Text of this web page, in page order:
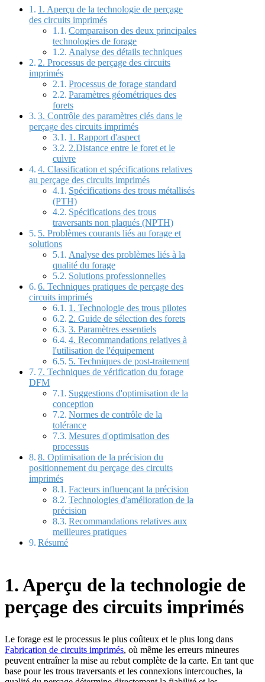
1. Aperçu de la technologie de perçage
des circuits imprimés
Comparaison des deux principales
technologies de forage
Analyse des détails techniques
2. Processus de perçage des circuits
imprimés
Processus de forage standard
Paramètres géométriques des
forets
3. Contrôle des paramètres clés dans le
perçage des circuits imprimés
1. Rapport d'aspect
2.Distance entre le foret et le
cuivre
4. Classification et spécifications relatives
au perçage des circuits imprimés
Spécifications des trous métallisés
(PTH)
Spécifications des trous
traversants non plaqués (NPTH)
5. Problèmes courants liés au forage et
solutions
Analyse des problèmes liés à la
qualité du forage
Solutions professionnelles
6. Techniques pratiques de perçage des
circuits imprimés
1. Technologie des trous pilotes
2. Guide de sélection des forets
3. Paramètres essentiels
4. Recommandations relatives à
l'utilisation de l'équipement
5. Techniques de post-traitement
7. Techniques de vérification du forage
DFM
Suggestions d'optimisation de la
conception
Normes de contrôle de la
tolérance
Mesures d'optimisation des
processus
8. Optimisation de la précision du
positionnement du perçage des circuits
imprimés
Facteurs influençant la précision
Technologies d'amélioration de la
précision
Recommandations relatives aux
meilleures pratiques
Résumé
1. Aperçu de la technologie de
perçage des circuits imprimés
Le forage est le processus le plus coûteux et le plus long dans
Fabrication de circuits imprimés, où même les erreurs mineures
peuvent entraîner la mise au rebut complète de la carte. En tant que
base pour les trous traversants et les connexions intercouches, la